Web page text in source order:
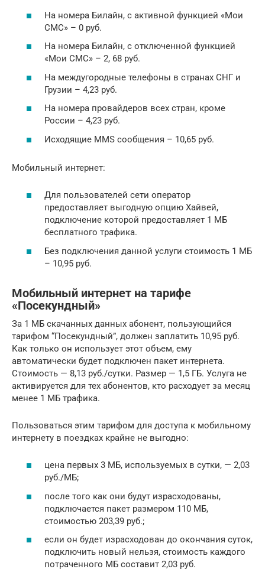
На номера Билайн, с активной функцией «Мои
СМС» – 0 руб.
На номера Билайн, с отключенной функцией
«Мои СМС» – 2, 68 руб.
На междугородные телефоны в странах СНГ и
Грузии – 4,23 руб.
На номера провайдеров всех стран, кроме
России – 4,23 руб.
Исходящие MMS сообщения – 10,65 руб.
Мобильный интернет:
Для пользователей сети оператор
предоставляет выгодную опцию Хайвей,
подключение которой предоставляет 1 МБ
бесплатного трафика.
Без подключения данной услуги стоимость 1 МБ
– 10,95 руб.
Мобильный интернет на тарифе
«Посекундный»
За 1 МБ скачанных данных абонент, пользующийся
тарифом “Посекундный”, должен заплатить 10,95 руб.
Как только он использует этот объем, ему
автоматически будет подключен пакет интернета.
Стоимость — 8,13 руб./сутки. Размер — 1,5 ГБ. Услуга не
активируется для тех абонентов, кто расходует за месяц
менее 1 МБ трафика.
Пользоваться этим тарифом для доступа к мобильному
интернету в поездках крайне не выгодно:
цена первых 3 МБ, используемых в сутки, — 2,03
руб./МБ;
после того как они будут израсходованы,
подключается пакет размером 110 МБ,
стоимостью 203,39 руб.;
если он будет израсходован до окончания суток,
подключить новый нельзя, стоимость каждого
потраченного МБ составит 2,03 руб.